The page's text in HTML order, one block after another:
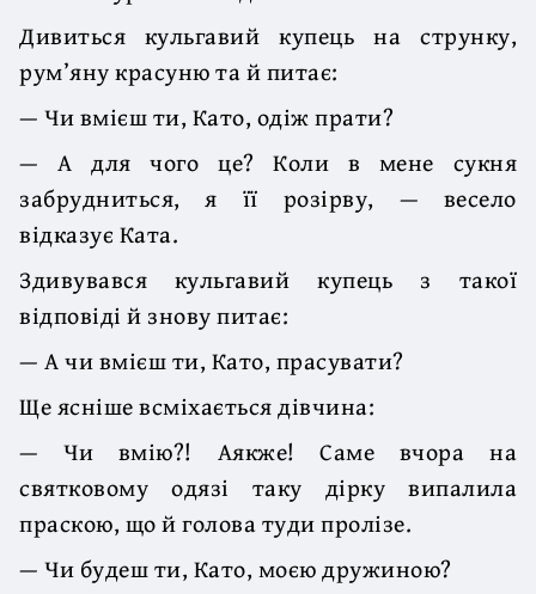
Дивиться кульгавий купець на струнку,
рум’яну красуню та й питає:
— Чи вмієш ти, Като, одіж прати?
— А для чого це? Коли в мене сукня
забрудниться, я її розірву, — весело
відказує Ката.
Здивувався кульгавий купець з такої
відповіді й знову питає:
— А чи вмієш ти, Като, прасувати?
Ще ясніше всміхається дівчина:
— Чи вмію?! Аякже! Саме вчора на
святковому одязі таку дірку випалила
праскою, що й голова туди пролізе.
— Чи будеш ти, Като, моєю дружиною?